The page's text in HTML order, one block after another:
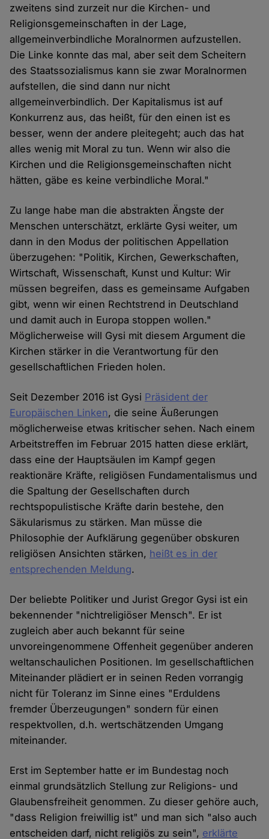
zweitens sind zurzeit nur die Kirchen- und
Religionsgemeinschaften in der Lage,
allgemeinverbindliche Moralnormen aufzustellen.
Die Linke konnte das mal, aber seit dem Scheitern
des Staatssozialismus kann sie zwar Moralnormen
aufstellen, die sind dann nur nicht
allgemeinverbindlich. Der Kapitalismus ist auf
Konkurrenz aus, das heißt, für den einen ist es
besser, wenn der andere pleitegeht; auch das hat
alles wenig mit Moral zu tun. Wenn wir also die
Kirchen und die Religionsgemeinschaften nicht
hätten, gäbe es keine verbindliche Moral."
Zu lange habe man die abstrakten Ängste der
Menschen unterschätzt, erklärte Gysi weiter, um
dann in den Modus der politischen Appellation
überzugehen: "Politik, Kirchen, Gewerkschaften,
Wirtschaft, Wissenschaft, Kunst und Kultur: Wir
müssen begreifen, dass es gemeinsame Aufgaben
gibt, wenn wir einen Rechtstrend in Deutschland
und damit auch in Europa stoppen wollen."
Möglicherweise will Gysi mit diesem Argument die
Kirchen stärker in die Verantwortung für den
gesellschaftlichen Frieden holen.
Seit Dezember 2016 ist Gysi Präsident der
Europäischen Linken, die seine Äußerungen
möglicherweise etwas kritischer sehen. Nach einem
Arbeitstreffen im Februar 2015 hatten diese erklärt,
dass eine der Hauptsäulen im Kampf gegen
reaktionäre Kräfte, religiösen Fundamentalismus und
die Spaltung der Gesellschaften durch
rechtspopulistische Kräfte darin bestehe, den
Säkularismus zu stärken. Man müsse die
Philosophie der Aufklärung gegenüber obskuren
religiösen Ansichten stärken, heißt es in der
entsprechenden Meldung.
Der beliebte Politiker und Jurist Gregor Gysi ist ein
bekennender "nichtreligiöser Mensch". Er ist
zugleich aber auch bekannt für seine
unvoreingenommene Offenheit gegenüber anderen
weltanschaulichen Positionen. Im gesellschaftlichen
Miteinander plädiert er in seinen Reden vorrangig
nicht für Toleranz im Sinne eines "Erduldens
fremder Überzeugungen" sondern für einen
respektvollen, d.h. wertschätzenden Umgang
miteinander.
Erst im September hatte er im Bundestag noch
einmal grundsätzlich Stellung zur Religions- und
Glaubensfreiheit genommen. Zu dieser gehöre auch,
"dass Religion freiwillig ist" und man sich "also auch
entscheiden darf, nicht religiös zu sein", erklärte